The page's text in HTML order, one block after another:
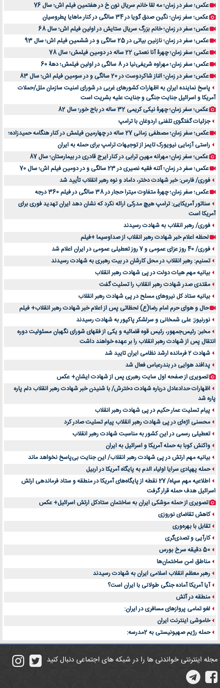
عکس؛ سفر در زمان؛ مه لقا خانم سریال نون خ در هفتمین فیلم اش؛ سال 76
عکس؛ سفر زمان؛ نگین صدق گویا در 34 سالگی در کنار ماهایا پطروسیان
عکس؛ سفر در زمان؛ خانم بزرگ سریال ستایش در اولین فیلم اش؛ سال 68
عکس؛ سفر در زمان؛ نازنین بیاتی در 25 سالگی و در ششمین فیلم اش؛ سال 93
عکس؛ سفر زمان؛ چهرۀ آنا نعمتی 22 ساله در دومین فیلمش؛ سال 78
عکس؛ سفر زمان؛ مهراوه شریفی‌نیا در 8 سالگی در اولین فیلمش؛ دهۀ 60
عکس؛ سفر در زمان؛ الناز شاکردوست در 20 سالگی و در سومین فیلم اش؛ سال 83
پاسخ نماینده ایران به اظهارات کشورهای غربی در شورای امنیت سازمان ملل/حملات
آمریکا و اسرائیل جنایت جنگی و جنایت علیه بشریت است
عکس؛ سفر زمان؛ چهرۀ نیکی کریمی 32 ساله در باج خور؛ سال 82
جزئیات گفتگوی تلفنی اردوغان با ترامپ
عکس؛ سفر زمان؛ مصطفی زمانی 27 ساله در چهارمین فیلمش در کنار هنگامه حمیدزاده؛
راستی آزمایی نیویورک تایمز از توجیهات ترامپ برای حمله به ایران
عکس؛ سفر زمان؛ مهرانه مهین ترابی در کنار ایرج قادری در بیمارستان؛ سال 87
عکس؛ سفر در زمان؛ آتنه فقیه نصیری در 23 سالگی و در دومین فیلم اش؛ سال 70
فوری/ فارس: خبر شهادت دختر، داماد و نوه رهبر انقلاب تأیید شد
عکس؛ سفر زمان؛ چهرۀ متفاوت میترا حجار در 38 سالگی در فیلم 360 درجه
سناتور آمریکایی: ترامپ هیچ مدرکی ارائه نکرد که نشان دهد ایران تهدید فوری برای
آمریکا است
فوری/ رهبر انقلاب به شهادت رسیدند
لحظه اعلام خبر شهادت رهبر انقلاب از صداوسیما +فیلم
فوری/ 40 روز عزای عمومی و 7 روز تعطیلی عمومی در ایران اعلام شد
تسنیم: رهبر انقلاب در محل کارشان در بیت رهبری به شهادت رسیدند
بیانیه مهم هیات دولت در پی شهادت رهبر انقلاب
مقتدی صدر شهادت رهبر انقلاب را تسلیت گفت
بیانیه ستاد کل نیروهای مسلح در پی شهادت رهبر انقلاب
حال و هوای حرم امام رضا(ع) لحظاتی پس از اعلام خبر شهادت رهبر انقلاب+ فیلم
نورنیوز: علی شمخانی و سرلشکر پاکپور به شهادت رسیدند
مخبر: رئیس‌جمهور، رئیس قوه ‌قضائیه و یکی از فقهای شورای نگهبان مسئولیت دوره
انتقال پس ‌از شهادت رهبر انقلاب را بر عهده خواهند داشت
شهادت 2 فرمانده ارشد نظامی ایران تایید شد
پدافند هوایی در بندرعباس فعال شد
تصویری از صفحه اول سایت رهبری پس از شهادت ایشان+ عکس
اظهارات حدادعادل درباره شهادت دخترش/ با شنیدن خبر شهادت رهبر انقلاب دلم پاره
پاره شد
پیام تسلیت عمار حکیم در پی شهادت رهبر انقلاب
محسنی اژه‌ای در پی شهادت رهبر انقلاب پیام تسلیت صادر کرد
تعطیلی رسمی در این کشور به مناسبت شهادت رهبر انقلاب
واکنش کوبا به حمله آمریکا و اسرائیل به ایران
بیانیه مهم ارتش در پی شهادت رهبر انقلاب/ این جنایت بی‌پاسخ نخواهد ماند
حمله پهپادی سرایا اولیاء الدم به پایگاه آمریکا در اربیل
اطلاعیه مهم سپاه/ 27 نقطه از پایگاه‌های آمریکا در منطقه و ستاد فرماندهی ارتش
اسرائیل هدف حمله قرار گرفت
تصویری از حمله موشکی ایران به ساختمان ستادکل ارتش اسرائیل+ عکس
کاهش تقاضای نوروزی
تقابل با بهره‌وری
کارآیی و تصدی‌گری
50 دقیقه سرخ بورس
مناطق امن ساختمان‌ها
رهبر معظم انقلاب اسلامی ایران به شهادت رسیدند
آیا آمریکا آماده جنگی طولانی با ایران است؟
منطقه در آتش
لغو تمامی پروازهای مسافری در ایران:
خاموشی اینترنت ایران
حمله رژیم صهیونیستی به 2مدرسه:
مجله اینترنتی خواندنی ها را در شبکه های اجتماعی دنبال کنید